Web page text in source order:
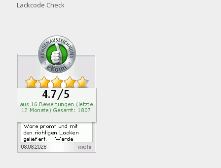
Lackcode Check